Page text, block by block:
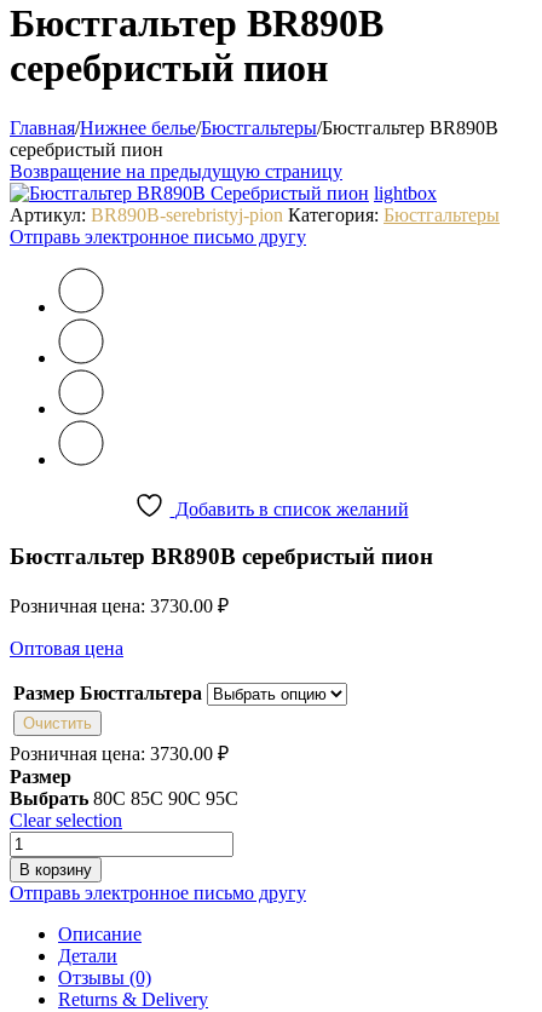
Бюстгальтер BR890B
серебристый пион
Главная/Нижнее белье/Бюстгальтеры/Бюстгальтер BR890B
серебристый пион
Возвращение на предыдущую страницу
lightbox
Артикул: BR890B-serebristyj-pion Категория: Бюстгальтеры
Отправь электронное письмо другу
Добавить в список желаний
Бюстгальтер BR890B серебристый пион
Розничная цена: 3730.00 ₽
Оптовая цена
Размер Бюстгальтера
Очистить
Розничная цена: 3730.00 ₽
Размер
Выбрать 80C 85C 90C 95C
Clear selection
Количество
товара
Бюстгальтер
BR890B
серебристый
пион
В корзину
Отправь электронное письмо другу
Описание
Детали
Отзывы (0)
Returns & Delivery